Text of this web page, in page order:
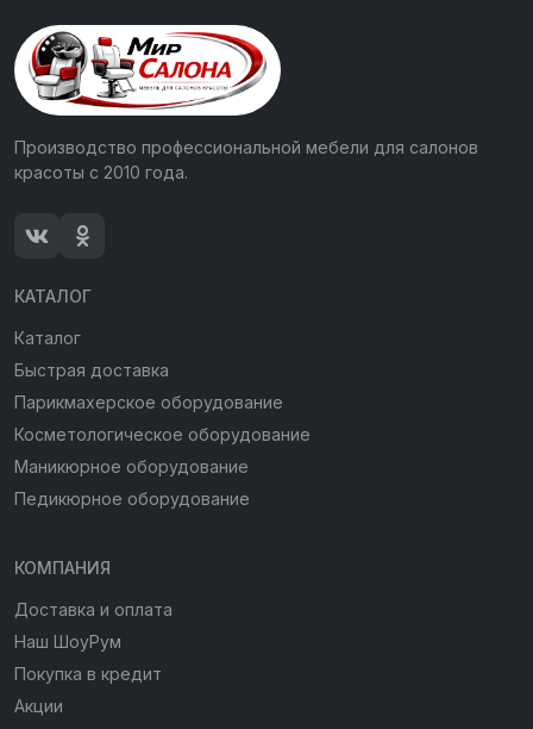
Производство профессиональной мебели для салонов
красоты с 2010 года.
КАТАЛОГ
Каталог
Быстрая доставка
Парикмахерское оборудование
Косметологическое оборудование
Маникюрное оборудование
Педикюрное оборудование
КОМПАНИЯ
Доставка и оплата
Наш ШоуРум
Покупка в кредит
Акции